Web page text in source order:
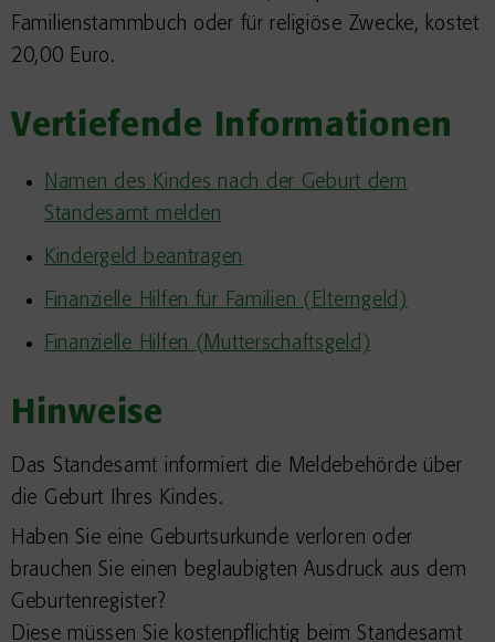
Familienstammbuch oder für religiöse Zwecke, kostet
20,00 Euro.
Vertiefende Informationen
Namen des Kindes nach der Geburt dem
Standesamt melden
Kindergeld beantragen
Finanzielle Hilfen für Familien (Elterngeld)
Finanzielle Hilfen (Mutterschaftsgeld)
Hinweise
Das Standesamt informiert die Meldebehörde über
die Geburt Ihres Kindes.
Haben Sie eine Geburtsurkunde verloren oder
brauchen Sie einen beglaubigten Ausdruck aus dem
Geburtenregister?
Diese müssen Sie kostenpflichtig beim Standesamt